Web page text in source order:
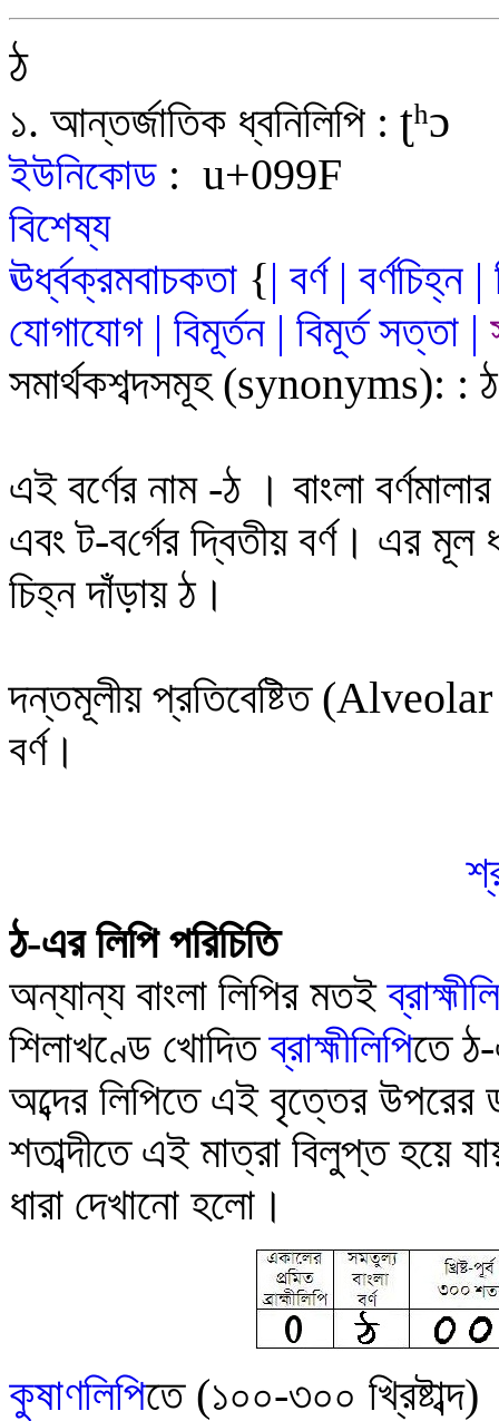
ঠ
১. আন্তর্জাতিক ধ্বনিলিপি : ʈʰɔ
ইউনিকোড : u+099F
বিশেষ্য
ঊর্ধ্বক্রমবাচকতা {| বর্ণ | বর্ণচিহ্ন |
যোগাযোগ | বিমূর্তন | বিমূর্ত সত্ত |
সমার্থকশব্দসমূহ (synonyms): : ঠ
এই বর্ণের নাম -ঠ । বাংলা
এবং ট-বর্গের দ্বিতীয় বর্ণ। এর মূল
চিহ্ন দাঁড়ায় ঠ।
দন্তমূলীয় প্রতিবেষ্টিত (Alveolar
বর্ণ।
ঠ-এর লিপি পরিচিতি
অন্যান্য বাংলা লিপির মতই
শিলাখণ্ডে খোদিতব্রাহ্মীলিপিতে
অব্দের লিপিতে এই বৃত্তের উপরের
শতাব্দীতে এই মাত্রা বিলুপ্ত হয়ে
ধারা দেখানো হলো ।
কুষাণলিপিতে (১০০-৩০০